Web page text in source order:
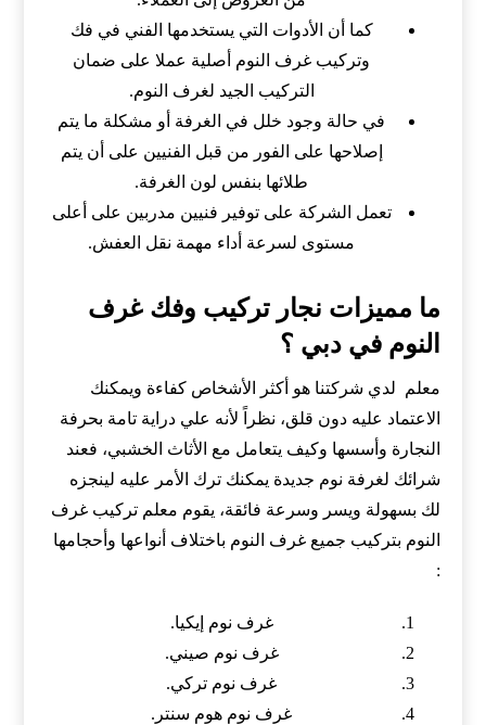
كما أن الأدوات التي يستخدمها الفني في فك
وتركيب غرف النوم أصلية عملا على ضمان
التركيب الجيد لغرف النوم.
في حالة وجود خلل في الغرفة أو مشكلة ما يتم
إصلاحها على الفور من قبل الفنيين على أن يتم
طلائها بنفس لون الغرفة.
تعمل الشركة على توفير فنيين مدربين على أعلى
مستوى لسرعة أداء مهمة نقل العفش.
ما مميزات نجار تركيب وفك غرف
النوم في دبي ؟
معلم لدي شركتنا هو أكثر الأشخاص كفاءة ويمكنك
الاعتماد عليه دون قلق، نظراً لأنه علي دراية تامة بحرفة
النجارة وأسسها وكيف يتعامل مع الأثاث الخشبي، فعند
شرائك لغرفة نوم جديدة يمكنك ترك الأمر عليه لينجزه
لك بسهولة ويسر وسرعة فائقة، يقوم معلم تركيب غرف
النوم بتركيب جميع غرف النوم باختلاف أنواعها وأحجامها
:
غرف نوم إيكيا.
غرف نوم صيني.
غرف نوم تركي.
غرف نوم هوم سنتر.